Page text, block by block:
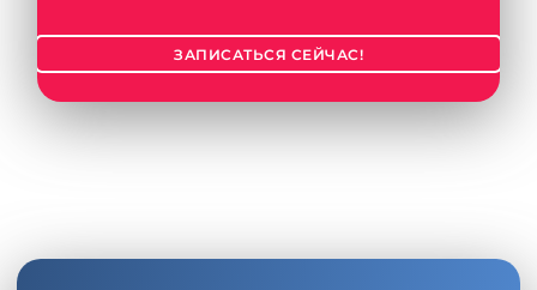
ЗАПИСАТЬСЯ СЕЙЧАС!